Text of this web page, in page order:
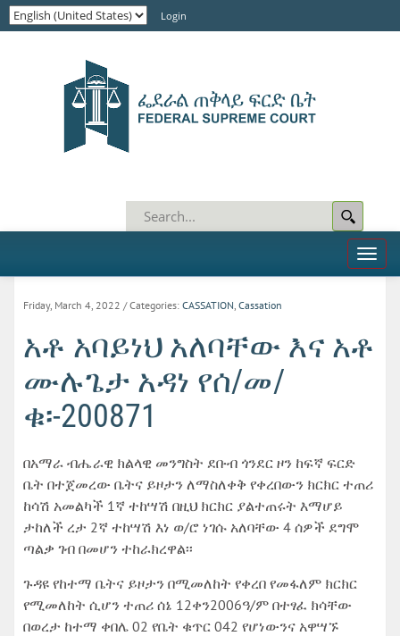
Login
Toggle
Friday, March 4, 2022 / Categories: CASSATION, Cassation
አቶ አባይነህ አለባቸው እና አቶ
ሙሉጌታ አዳነ የሰ/መ/
ቁ፡-200871
በአማራ ብሔራዊ ክልላዊ መንግስት ደቡብ ጎንደር ዞን ከፍኛ ፍርድ
ቤት በተጀመረው ቤትና ይዞታን ለማስለቀቅ የቀረበውን ክርክር ተጠሪ
ከሳሽ አመልካች 1ኛ ተከሣሽ በዚህ ክርክር ያልተጠሩት እማሆይ
ታከለች ረታ 2ኛ ተከሣሽ እነ ወ/ሮ ነገሱ አለባቸው 4 ሰዎች ደግሞ
ጣልቃ ገብ በመሆን ተከራክረዋል፡፡
ጉዳዩ የከተማ ቤትና ይዞታን በሚመለከት የቀረበ የመፋለም ክርክር
የሚመለከት ሲሆን ተጠሪ ሰኔ 12ቀን2006ዓ/ም በተፃፈ ክሳቸው
በወረታ ከተማ ቀበሌ 02 የቤት ቁጥር 042 የሆነውንና አዋሣኙ